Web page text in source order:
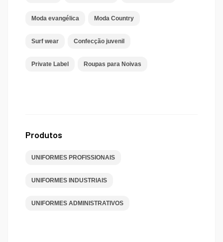
Moda evangélica Moda Country
Surf wear Confecção juvenil
Private Label Roupas para Noivas
Produtos
UNIFORMES PROFISSIONAIS
UNIFORMES INDUSTRIAIS
UNIFORMES ADMINISTRATIVOS